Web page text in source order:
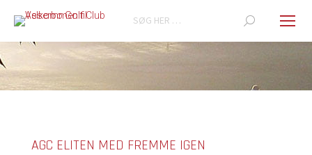
Search:
AGC ELITEN MED FREMME IGEN